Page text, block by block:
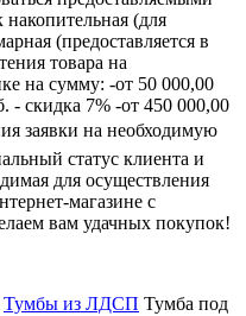
(для
(предоставляется в
товара на
на сумму: -от 50 000,00
- скидка 7% -от 450 000,00
заявки на необходимую
статус клиента и
для осуществления
магазине с
вам удачных покупок!
Тумбы из ЛДСП Тумба под